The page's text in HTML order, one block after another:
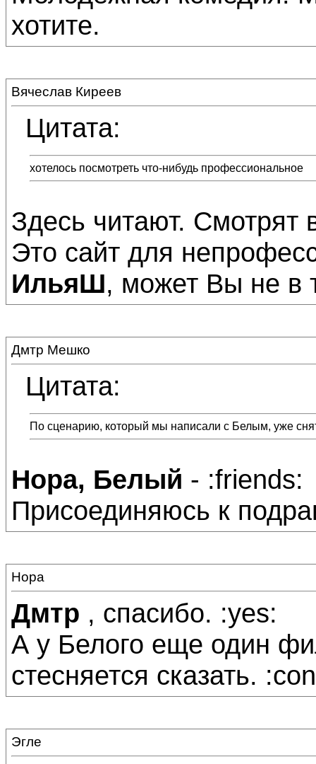
хотите.
Вячеслав Киреев
Цитата:
хотелось посмотреть что-нибудь профессиональное
Здесь читают. Смотрят
Это сайт для
ИльяШ, может Вы не в
Дмтр Мешко
Цитата:
По сценарию, который мы написали с Белым, уже
Нора, Белый - :friends:
Присоединяюсь к
Нора
Дмтр , спасибо. :yes:
А у Белого еще один
стесняется сказать.
Эгле